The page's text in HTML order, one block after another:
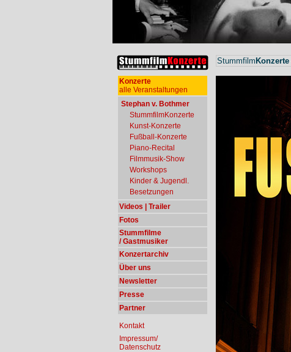
Konzerte
alle Veranstaltungen
Stephan v. Bothmer
StummfilmKonzerte
Kunst-Konzerte
Fußball-Konzerte
Piano-Recital
Filmmusik-Show
Workshops
Kinder & Jugendl.
Besetzungen
Videos | Trailer
Fotos
Stummfilme
/ Gastmusiker
Konzertarchiv
Über uns
Newsletter
Presse
Partner
Kontakt
Impressum/
Datenschutz
Stummfilm Konzerte